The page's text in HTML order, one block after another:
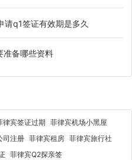
q1签证有效期是多久
准备哪些资料
律宾签证过期 菲律宾机场小黑屋
司注册 菲律宾租房 菲律宾旅行社
菲律宾Q2探亲签